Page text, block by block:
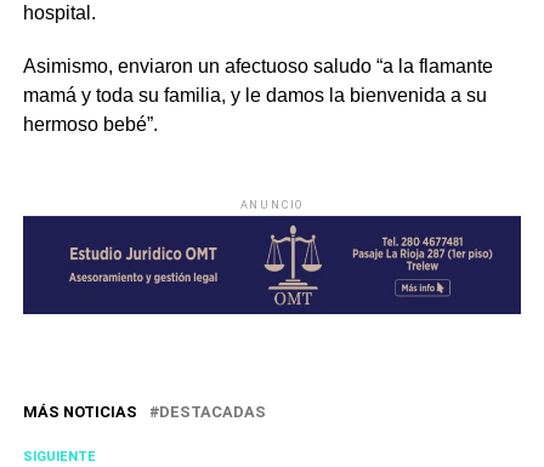
hospital.
Asimismo, enviaron un afectuoso saludo “a la flamante
mamá y toda su familia, y le damos la bienvenida a su
hermoso bebé”.
ANUNCIO
MÁS NOTICIAS DESTACADAS
SIGUIENTE